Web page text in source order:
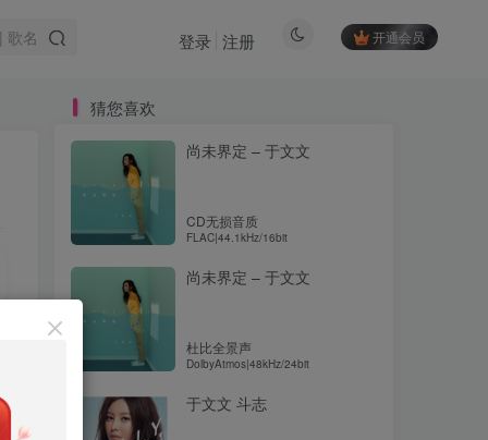
开通会员
登录 注册
猜您喜欢
尚未界定 – 于文文
CD无损音质
FLAC|44.1kHz/16bit
尚未界定 – 于文文
杜比全景声
DolbyAtmos|48kHz/24bit
于文文 斗志